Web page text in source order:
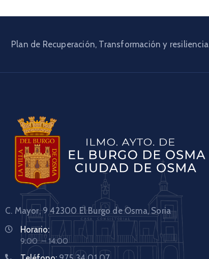
Plan de Recuperación, Transformación y resiliencia
C. Mayor, 9 42300 El Burgo de Osma, Soria
Horario:
9:00 – 14:00